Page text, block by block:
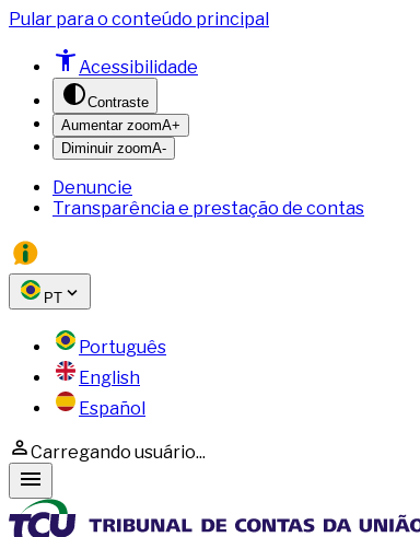
Pular para o conteúdo principal
Acessibilidade
Contraste
Aumentar zoomA+
Diminuir zoomA-
Denuncie
Transparência e prestação de contas
PT
Português
English
Español
Carregando usuário...